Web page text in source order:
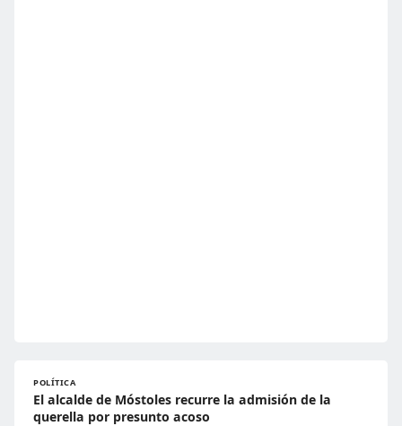
POLÍTICA
El alcalde de Móstoles recurre la admisión de la
querella por presunto acoso